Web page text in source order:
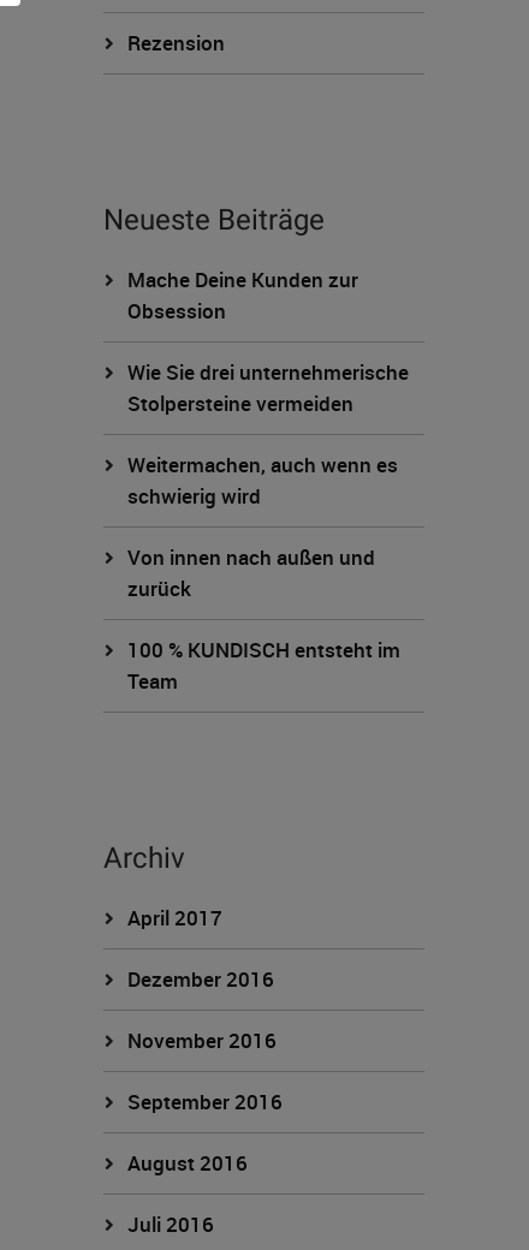
Rezension
Neueste Beiträge
Mache Deine Kunden zur
Obsession
Wie Sie drei unternehmerische
Stolpersteine vermeiden
Weitermachen, auch wenn es
schwierig wird
Von innen nach außen und
zurück
100 % KUNDISCH entsteht im
Team
Archiv
April 2017
Dezember 2016
November 2016
September 2016
August 2016
Juli 2016